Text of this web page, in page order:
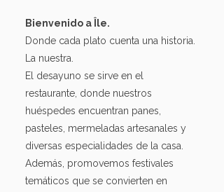
Bienvenido a Île.
Donde cada plato cuenta una historia.
La nuestra.
El desayuno se sirve en el
restaurante, donde nuestros
huéspedes encuentran panes,
pasteles, mermeladas artesanales y
diversas especialidades de la casa.
Además, promovemos festivales
temáticos que se convierten en